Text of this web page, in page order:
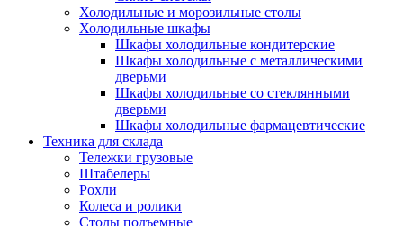
Холодильные и морозильные столы
Холодильные шкафы
Шкафы холодильные кондитерские
Шкафы холодильные с металлическими
дверьми
Шкафы холодильные со стеклянными
дверьми
Шкафы холодильные фармацевтические
Техника для склада
Тележки грузовые
Штабелеры
Рохли
Колеса и ролики
Столы подъемные